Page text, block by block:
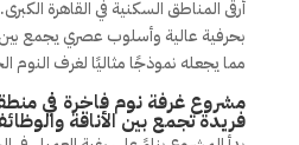
أرقى المناطق السكنية في القاهرة
بحرفية عالية وأسلوب عصري يجمع
مما يجعله نموذجًا مثاليًا لغرف النوم
مشروع غرفة نوم فاخرة في
فريدة تجمع بين الأناقة